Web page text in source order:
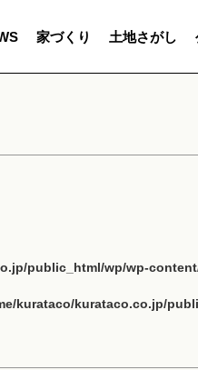
家づくり 土地さがし
public_html/wp/wp-
kurataco/kurataco.co.jp/